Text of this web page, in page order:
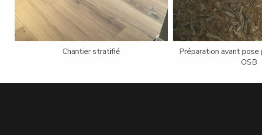
Pose parquet contrecollé chêne Atelier